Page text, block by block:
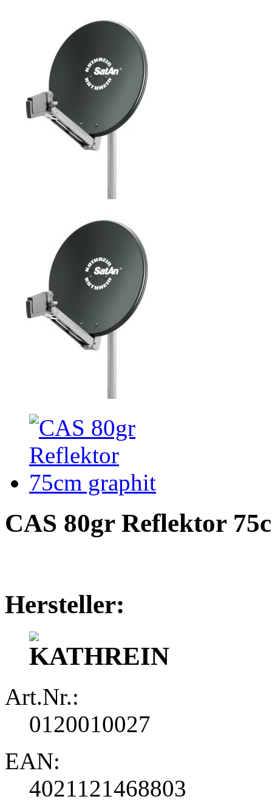
CAS 80gr Reflektor
Hersteller:
Art.Nr.:
0120010027
EAN:
4021121468803